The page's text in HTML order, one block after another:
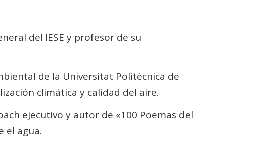
del IESE y profesor de su
de la Universitat Politècnica de
climática y calidad del aire.
ejecutivo y autor de «100 Poemas del
el agua.